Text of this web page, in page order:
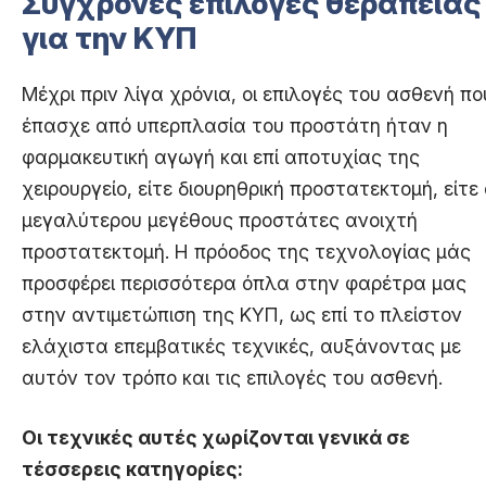
για την ΚΥΠ
Μέχρι πριν λίγα χρόνια, οι επιλογές του ασθενή
έπασχε από υπερπλασία του προστάτη ήταν η
φαρμακευτική αγωγή και επί αποτυχίας της
χειρουργείο, είτε διουρηθρική προστατεκτομή, είτε
μεγαλύτερου μεγέθους προστάτες ανοιχτή
προστατεκτομή. Η πρόοδος της τεχνολογίας μάς
προσφέρει περισσότερα όπλα στην φαρέτρα μας
στην αντιμετώπιση της ΚΥΠ, ως επί το πλείστον
ελάχιστα επεμβατικές τεχνικές, αυξάνοντας με
αυτόν τον τρόπο και τις επιλογές του ασθενή.
Οι τεχνικές αυτές χωρίζονται γενικά σε
τέσσερεις κατηγορίες: